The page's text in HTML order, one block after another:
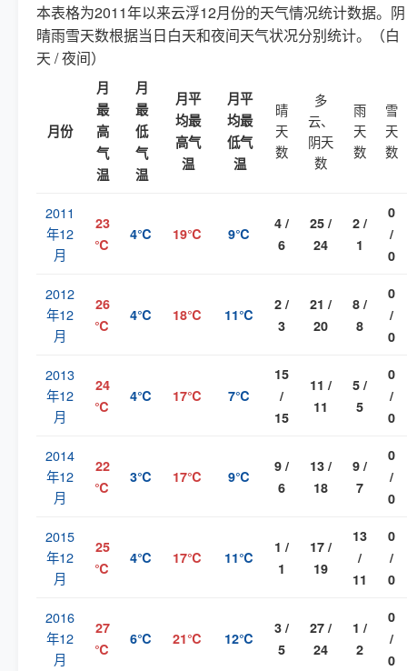
本表格为2011年以来云浮12月份的天气情况统计数据。阴
晴雨雪天数根据当日白天和夜间天气状况分别统计。（白
天 / 夜间）
月份
月
最
高
气
温
月
最
低
气
温
月平
均最
高气
温
月平
均最
低气
温
晴
天
数
多
云、
阴天
数
雨
天
数
雪
天
数
2011
年12
月
23
℃
4℃ 19℃ 9℃
4 /
6
25 /
24
2 /
1
0
/
0
2012
年12
月
26
℃
4℃ 18℃ 11℃
2 /
3
21 /
20
8 /
8
0
/
0
2013
年12
月
24
℃
4℃ 17℃ 7℃
15
/
15
11 /
11
5 /
5
0
/
0
2014
年12
月
22
℃
3℃ 17℃ 9℃
9 /
6
13 /
18
9 /
7
0
/
0
2015
年12
月
25
℃
4℃ 17℃ 11℃
1 /
1
17 /
19
13
/
11
0
/
0
2016
年12
月
27
℃
6℃ 21℃ 12℃
3 /
5
27 /
24
1 /
2
0
/
0